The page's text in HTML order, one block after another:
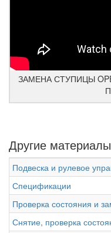
ЗАМЕНА СТУПИЦЫ
Другие
Подвеска и рулевое
Спецификации
Проверка состояния и
Снятие, проверка